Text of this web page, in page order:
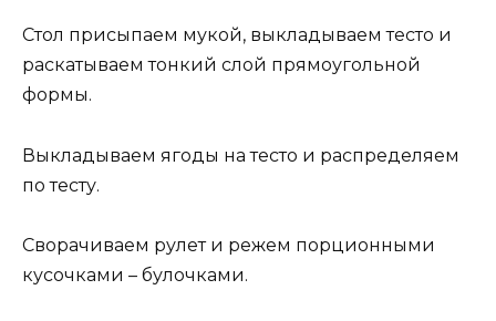
Стол присыпаем мукой, выкладываем тесто и
раскатываем тонкий слой прямоугольной
формы.
Выкладываем ягоды на тесто и распределяем
по тесту.
Сворачиваем рулет и режем порционными
кусочками – булочками.